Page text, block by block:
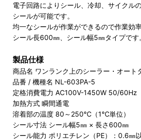
電子回路によりシール、冷却、サイクル
シールが可能です。
均一なシールが作業ができるので作業効
シール長600㎜、シール幅5㎜タイプです
製品仕様
商品名 ワンランク上のシーラー・オート
品番 / 機種名 NL-603PA-5
定格消費電力 AC100V-1450W 50/60Hz
加熱方式 瞬間通電
溶着部の温度 80～250℃（1℃単位）
シール寸法 シール幅5㎜ × 長さ600㎜
シール能力 ポリエチレン（PE）：0.6㎜